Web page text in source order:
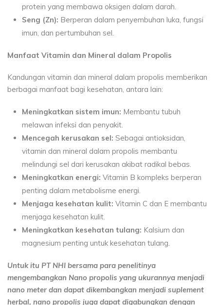
protein yang membawa oksigen dalam darah.
Seng (Zn): Berperan dalam penyembuhan luka, fungsi
imun, dan pertumbuhan sel.
Manfaat Vitamin dan Mineral dalam Propolis
Kandungan vitamin dan mineral dalam propolis memberikan
berbagai manfaat bagi kesehatan, antara lain:
Meningkatkan sistem imun: Membantu tubuh
melawan infeksi dan penyakit.
Mencegah kerusakan sel: Sebagai antioksidan,
vitamin dan mineral dalam propolis membantu
melindungi sel dari kerusakan akibat radikal bebas.
Meningkatkan energi: Vitamin B kompleks berperan
penting dalam metabolisme energi.
Menjaga kesehatan kulit: Vitamin C dan E membantu
menjaga kesehatan kulit.
Meningkatkan kesehatan tulang: Kalsium dan
magnesium penting untuk kesehatan tulang.
Untuk itu PT NHI bersama para penelitinya
mengembangkan Nano propolis yang ukurannya menjadi
nano meter dan dapat dikembangkan menjadi suplement
herbal, nano propolis juga dapat digabungkan dengan